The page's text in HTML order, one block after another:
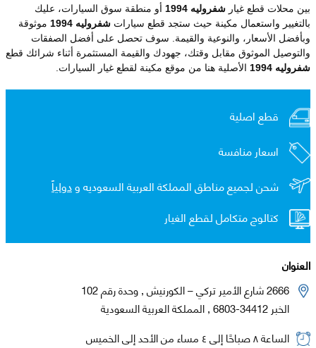
بين محلات قطع غيار شفروليه 1994
أو منطقة سوق السيارات، عليك
بالتغيير واستعمال مكينة حيث ستجد قطع سيارات شفروليه 1994
موثوقة
وبأفضل الأسعار، والنوعية والقيمة. سوف تحصل على أفضل الصفقات
والتوصيل الموثوق مقابل وقتك، جهودك والقيمة المستثمرة أثناء شرائك قطع
شفروليه 1994
الأصلية هنا من موقع مكينة لقطع غيار السيارات.
قطع اصلية
اسعار منافسة
شحن لجميع مناطق المملكة العربية السعوديه ودولياً
كتالوج متكامل لقطع الغيار
العنوان
2666 شارع الأمير تركي – الكورنيش , وحدة رقم 102
الخبر 34412-6803 , المملكة العربية السعودية
الساعة ٨ صباحًا إلى ٤ مساء من الأحد إلى الخميس